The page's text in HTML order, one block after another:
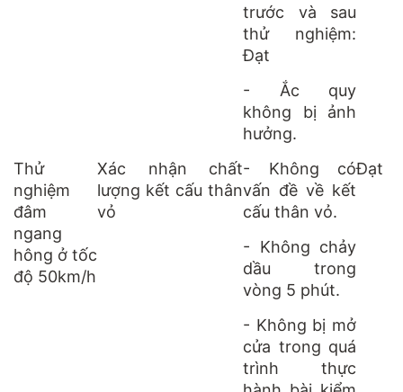
trước và sau
thử nghiệm:
Đạt
- Ắc quy
không bị ảnh
hưởng.
Thử
nghiệm
đâm
ngang
hông ở tốc
độ 50km/h
Xác nhận chất
lượng kết cấu thân
vỏ
- Không có
vấn đề về kết
cấu thân vỏ.
- Không chảy
dầu trong
vòng 5 phút.
- Không bị mở
cửa trong quá
trình thực
Đạt